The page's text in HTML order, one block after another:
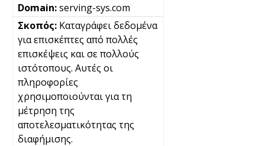
serving-sys.com
Καταγράφει δεδομένα
για επισκέπτες από πολλές
επισκέψεις και σε πολλούς
ιστότοπους. Αυτές οι
πληροφορίες
χρησιμοποιούνται για τη
μέτρηση της
αποτελεσματικότητας της
διαφήμισης.